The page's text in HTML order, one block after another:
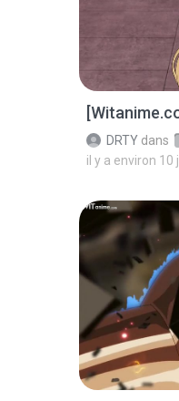
DRTY dans
il y a environ 10